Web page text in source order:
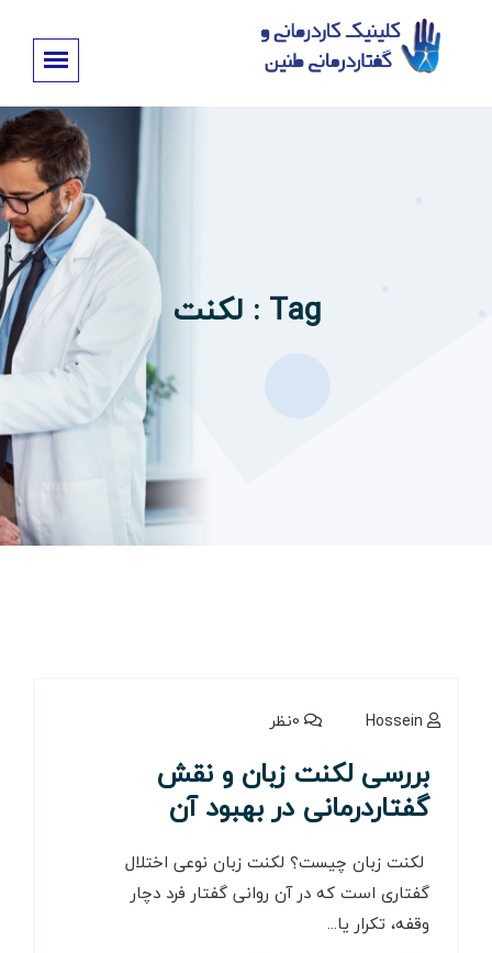
Tag : لکنت
Hossein
بررسی لکنت زبان و نقش
گفتاردرمانی در بهبود آن
لکنت زبان چیست؟ لکنت زبان نوعی اختلال
گفتاری است که در آن روانی گفتار فرد دچار
وقفه، تکرار یا...